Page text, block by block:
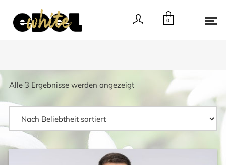
0
Alle 3 Ergebnisse werden angezeigtNach